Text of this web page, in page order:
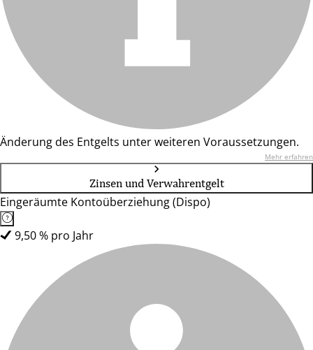
Änderung des Entgelts unter weiteren Voraussetzungen.
Mehr erfahren
Zinsen und Verwahrentgelt
Eingeräumte Kontoüberziehung (Dispo)
9,50 % pro Jahr